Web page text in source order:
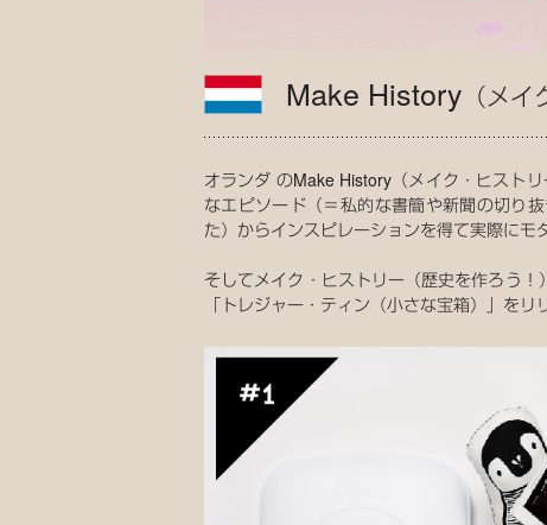
Make History （メ
オランダ のMake History（メイク・ヒスト
なエピソード（＝私的な書簡や新聞の切り
た）からインスピレーションを得て実際にモ
そしてメイク・ヒストリー（歴史を作ろう
「トレジャー・ティン（小さな宝箱）」をリ